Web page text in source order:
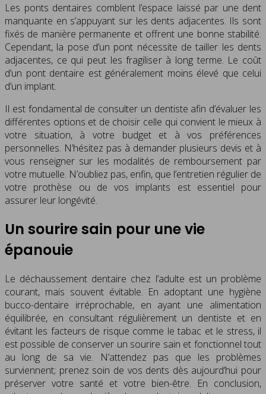
Les ponts dentaires comblent l’espace laissé par une dent
manquante en s’appuyant sur les dents adjacentes. Ils sont
fixés de manière permanente et offrent une bonne stabilité.
Cependant, la pose d’un pont nécessite de tailler les dents
adjacentes, ce qui peut les fragiliser à long terme. Le coût
d’un pont dentaire est généralement moins élevé que celui
d’un implant.
Il est fondamental de consulter un dentiste afin d’évaluer les
différentes options et de choisir celle qui convient le mieux à
votre situation, à votre budget et à vos préférences
personnelles. N’hésitez pas à demander plusieurs devis et à
vous renseigner sur les modalités de remboursement par
votre mutuelle. N’oubliez pas, enfin, que l’entretien régulier de
votre prothèse ou de vos implants est essentiel pour
assurer leur longévité.
Un sourire sain pour une vie
épanouie
Le déchaussement dentaire chez l’adulte est un problème
courant, mais souvent évitable. En adoptant une hygiène
bucco-dentaire irréprochable, en ayant une alimentation
équilibrée, en consultant régulièrement un dentiste et en
évitant les facteurs de risque comme le tabac et le stress, il
est possible de conserver un sourire sain et fonctionnel tout
au long de sa vie. N’attendez pas que les problèmes
surviennent; prenez soin de vos dents dès aujourd’hui pour
préserver votre santé et votre bien-être. En conclusion,